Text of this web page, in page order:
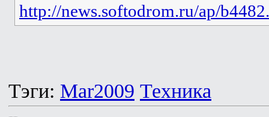
http://news.softodrom.ru/ap/
Тэги: Mar2009 Техника